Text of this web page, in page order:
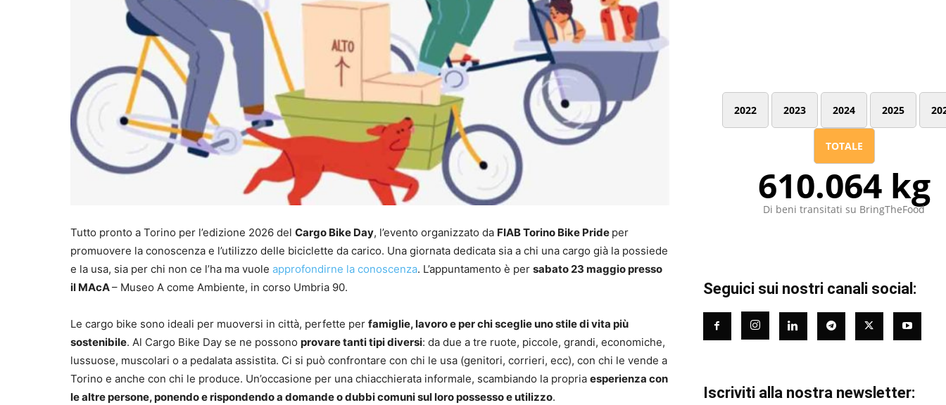
Tutto pronto a Torino per l’edizione 2026 del Cargo Bike Day, l’evento organizzato da FIAB Torino Bike Pride per
promuovere la conoscenza e l’utilizzo delle biciclette da carico. Una giornata dedicata sia a chi una cargo già la possiede
e la usa, sia per chi non ce l’ha ma vuole approfondirne la conoscenza. L’appuntamento è per sabato 23 maggio presso
il MAcA– Museo A come Ambiente, in corso Umbria 90.
Le cargo bike sono ideali per muoversi in città, perfette per famiglie, lavoro e per chi sceglie uno stile di vita più
sostenibile. Al Cargo Bike Day se ne possono provare tanti tipi diversi: da due a tre ruote, piccole, grandi, economiche,
lussuose, muscolari o a pedalata assistita. Ci si può confrontare con chi le usa (genitori, corrieri, ecc), con chi le vende a
Torino e anche con chi le produce. Un’occasione per una chiacchierata informale, scambiando la propria esperienza con
le altre persone, ponendo e rispondendo a domande o dubbi comuni sul loro possesso e utilizzo.
2022 2023 2024 2025
TOTALE
610.064 kg
Di beni transitati su BringTheFood
Seguici sui nostri canali social:
Iscriviti alla nostra newsletter: